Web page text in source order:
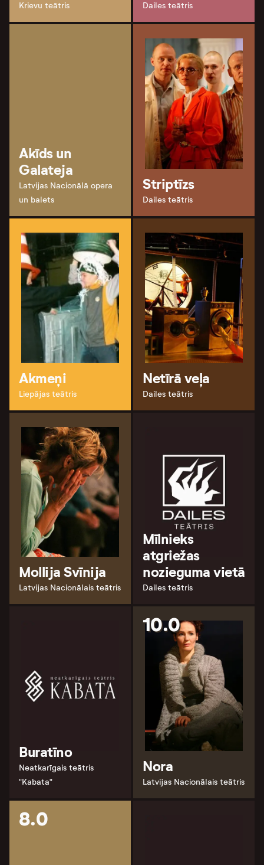
Krievu teātris
Dailes teātris
Akīds un
Galateja
Latvijas Nacionālā opera
un balets
Striptīzs
Dailes teātris
Akmeņi
Liepājas teātris
Netīrā veļa
Dailes teātris
Mollija Svīnija
Latvijas Nacionālais teātris
Mīlnieks
atgriežas
nozieguma vietā
Dailes teātris
Buratīno
Neatkarīgais teātris
"Kabata"
10.0
Nora
Latvijas Nacionālais teātris
8.0